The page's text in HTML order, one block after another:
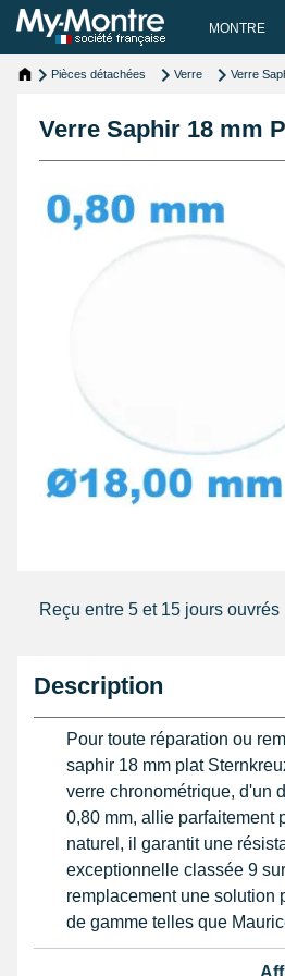
MONTRE
Pièces détachées Verre Verre
Verre Saphir 18 mm
Reçu entre 5 et 15 jours ouvrés
Description
Pour toute réparation ou
saphir 18 mm plat
verre chronométrique, d'un
0,80 mm, allie parfaitement
naturel, il garantit une
exceptionnelle classée 9
remplacement une solution
de gamme telles que
L'utilisation d'un verre plat